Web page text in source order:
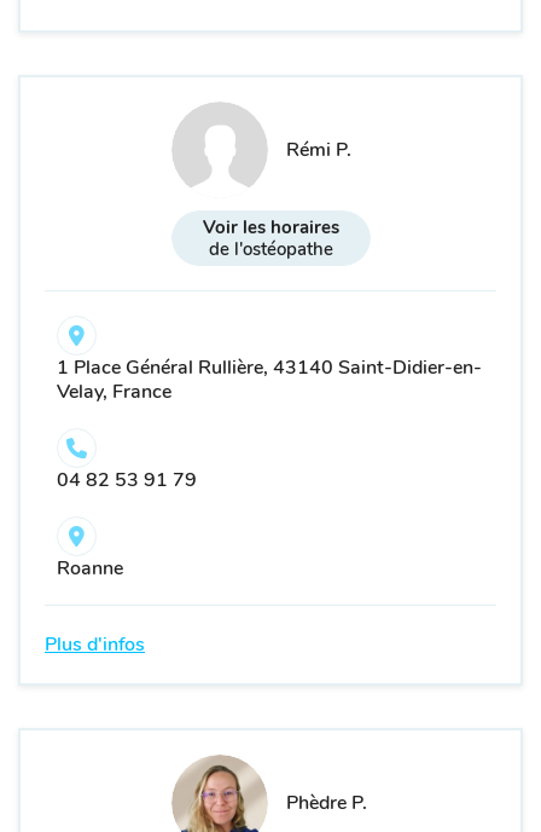
Rémi P.
Voir les horaires
de l'ostéopathe
1 Place Général Rullière, 43140 Saint-Didier-en-
Velay, France
04 82 53 91 79
Roanne
Plus d'infos
Phèdre P.